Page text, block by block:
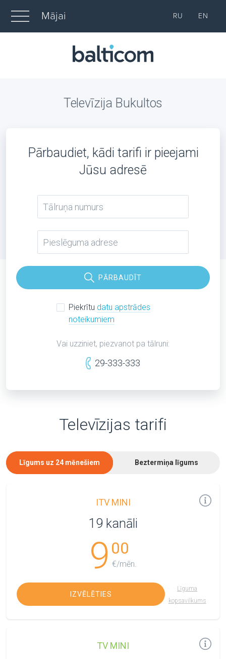
Mājai RU EN
Televīzija Bukultos
Pārbaudiet, kādi tarifi ir pieejami
Jūsu adresē
PĀRBAUDĪT
Piekrītu datu apstrādes
noteikumiem
Vai uzziniet, piezvanot pa tālruni:
29-333-333
Televīzijas tarifi
Līgums uz 24 mēnešiem Beztermiņa līgums
ITV MINI
19 kanāli
9 00
€/mēn.
IZVĒLĒTIES
Līguma
kopsavilkums
TV MINI